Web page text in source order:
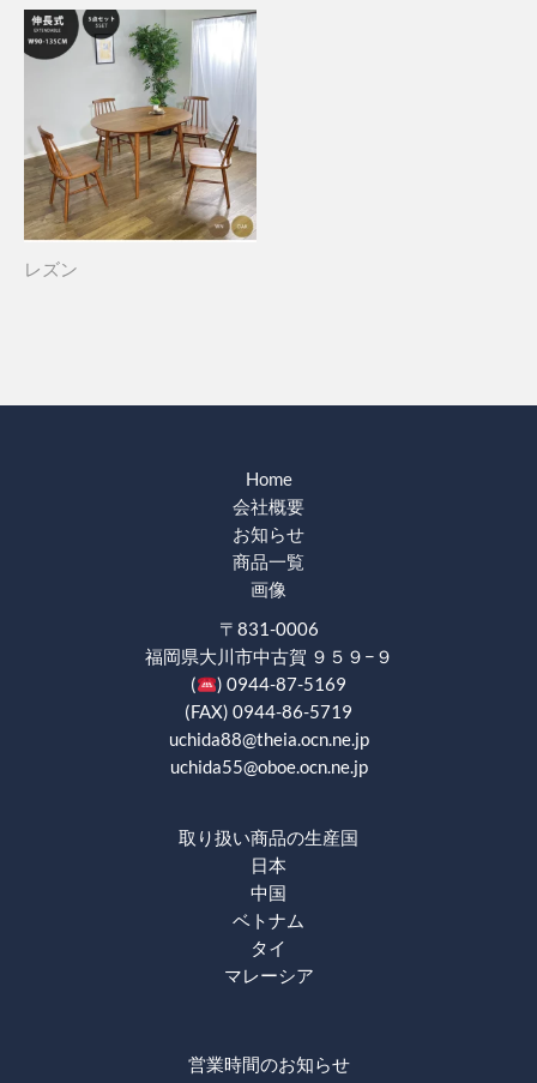
レズン
Home
会社概要
お知らせ
商品一覧
画像
〒831-0006
福岡県大川市中古賀 ９５９−９
(
) 0944-87-5169
(FAX) 0944-86-5719
uchida88@theia.ocn.ne.jp
uchida55@oboe.ocn.ne.jp
取り扱い商品の生産国
日本
中国
ベトナム
タイ
マレーシア
営業時間のお知らせ